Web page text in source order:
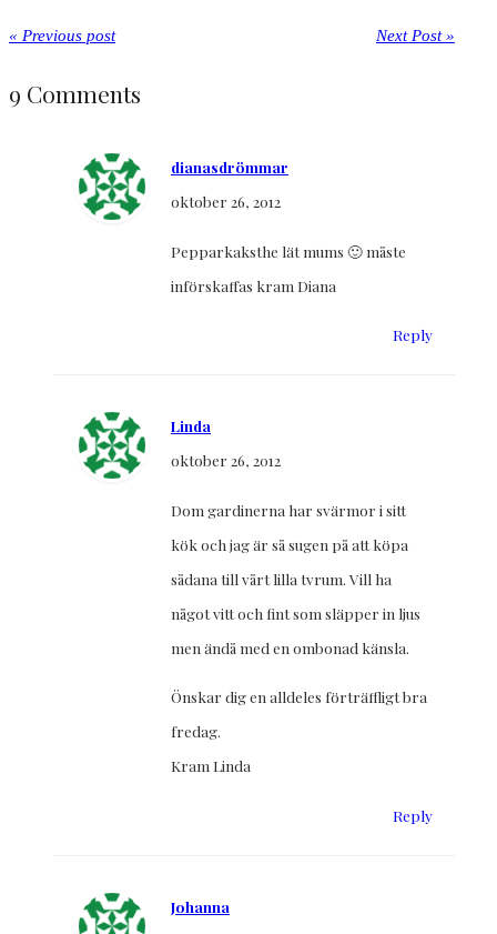
« Previous post Next Post »
9 Comments
dianasdrömmar
oktober 26, 2012
Pepparkaksthe lät mums 🙂 måste
införskaffas kram Diana
Reply
Linda
oktober 26, 2012
Dom gardinerna har svärmor i sitt
kök och jag är så sugen på att köpa
sådana till vårt lilla tvrum. Vill ha
något vitt och fint som släpper in ljus
men ändå med en ombonad känsla.
Önskar dig en alldeles förträffligt bra
fredag.
Kram Linda
Reply
Johanna